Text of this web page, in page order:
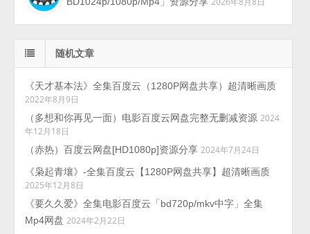
随机文章
《天才基本法》全集百度云（1280P网盘共享）超清晰画质
2022年8月9日
（多想和你再见一面）电影百度云网盘完整无删减资源 2024
年12月18日
（赤热）百度云网盘[HD1080p]资源分享 2024年7月24日
《枭起青壤》-全集百度云【1280P网盘共享】超清晰画质
2025年12月8日
《要久久爱》全集电影百度云「bd720p/mkv中字」全集
Mp4网盘 2024年2月22日